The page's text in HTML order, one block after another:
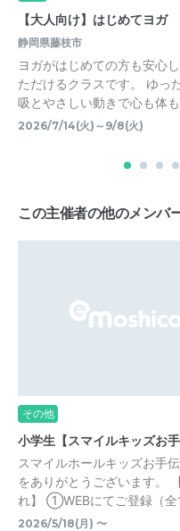
【大人向け】はじめてヨガ
静岡県藤枝市
ヨガがはじめての方も安心
ただけるクラスです。 ゆっ
吸とやさしい動きで心も体
2026/7/14(火)～9/8(火)
この主催者の他のメンバ
その他
小学生【スマイルキッズお手
スマイルホールキッズお手
をありがとうございます。
れ】 ➀WEBにてご登録（
2026/5/18(月) 〜